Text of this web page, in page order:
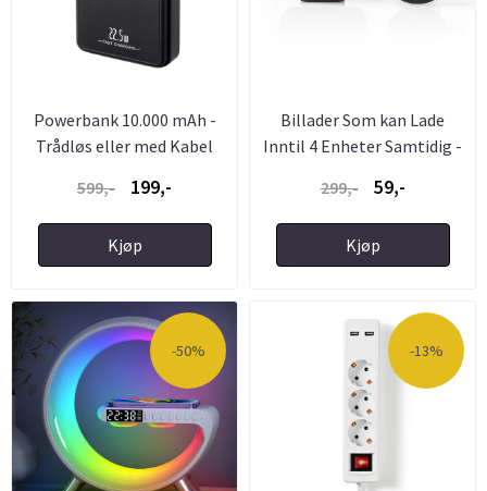
Powerbank 10.000 mAh -
Trådløs eller med Kabel
599,-
199,-
Kjøp
Billader Som kan Lade
Inntil 4 Enheter Samtidig -
299,- 59,-
Kjøp
-50% -13%